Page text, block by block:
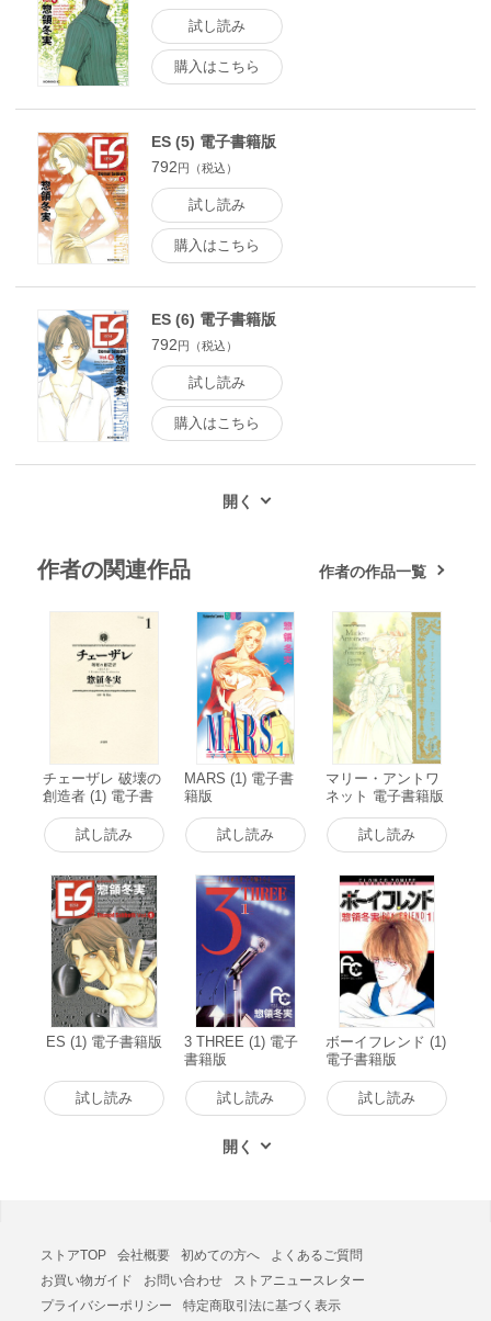
試し読み
購入はこちら
ES (5) 電子書籍版
792円（税込）
試し読み
購入はこちら
ES (6) 電子書籍版
792円（税込）
試し読み
購入はこちら
作者の関連作品 作者の作品一覧
チェーザレ 破壊の
創造者 (1) 電子書
籍版
試し読み
MARS (1) 電子書
籍版
試し読み
マリー・アントワ
ネット 電子書籍版
試し読み
ES (1) 電子書籍版
試し読み
3 THREE (1) 電子
書籍版
試し読み
ボーイフレンド (1)
電子書籍版
試し読み
ストアTOP 会社概要 初めての方へ
よくあるご質問
お買い物ガイド
お問い合わせ
ストアニュースレター
プライバシーポリシー
特定商取引法に基づく表示